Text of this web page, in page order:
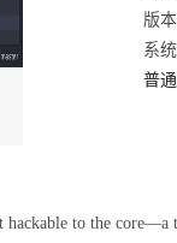
版
系
普
to the